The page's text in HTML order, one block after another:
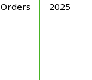
Orders
2025